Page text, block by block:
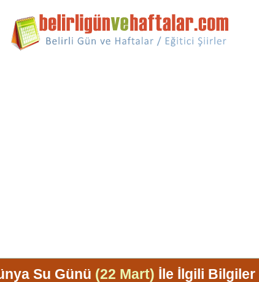
Su Günü (22 Mart) İle İlgili Bilgiler